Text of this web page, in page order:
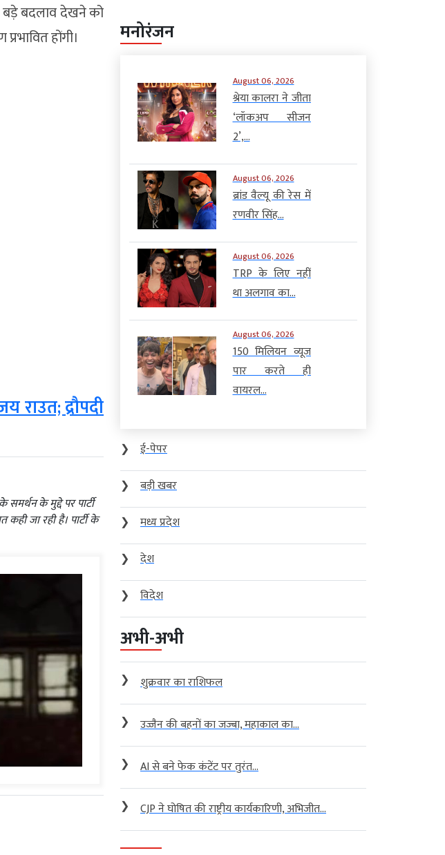
बड़े बदलाव देखने को
होंगी।
द्रौपदी
समर्थन के मुद्दे पर पार्टी
जा रही है। पार्टी के
मनोरंजन
August 06, 2026
श्रेया कालरा ने जीता
‘लॉकअप सीजन
2’,...
August 06, 2026
ब्रांड वैल्यू की रेस में
रणवीर सिंह...
August 06, 2026
TRP के लिए नहीं
था अलगाव का...
August 06, 2026
150 मिलियन व्यूज
पार करते ही
वायरल...
❯
ई-पेपर
❯
बड़ी खबर
❯
मध्य प्रदेश
❯
देश
❯
विदेश
अभी-अभी
❯ शुक्रवार का राशिफल
❯ उज्जैन की बहनों का जज्बा, महाकाल का...
❯ AI से बने फेक कंटेंट पर तुरंत...
❯ CJP ने घोषित की राष्ट्रीय कार्यकारिणी, अभिजीत...